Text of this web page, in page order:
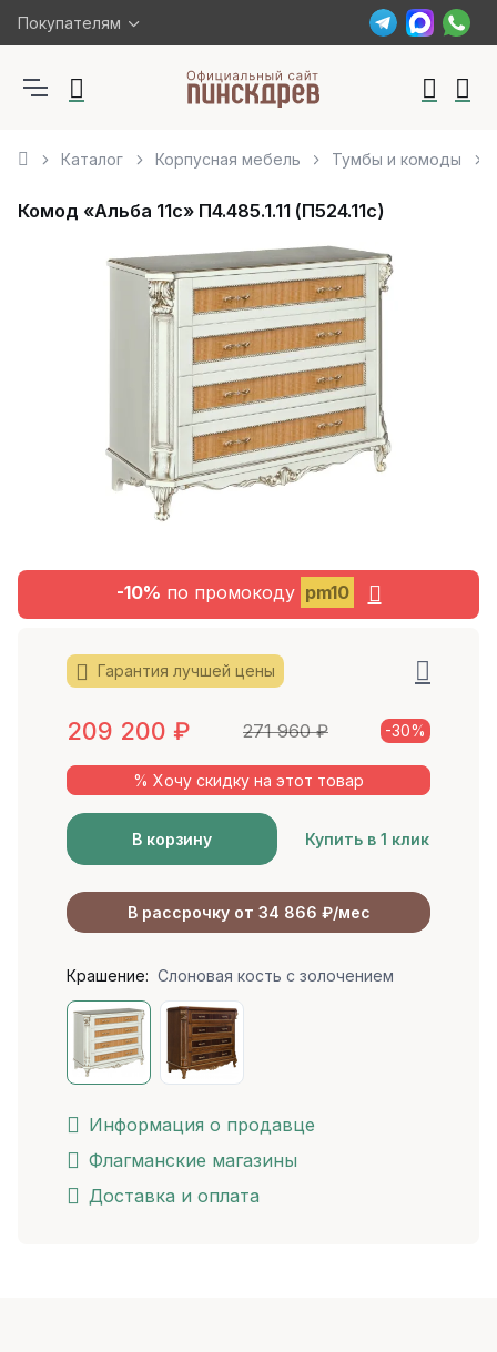
Покупателям
Каталог Корпусная мебель Тумбы и комоды
Комод «Альба 11с» П4.485.1.11 (П524.11с)
-10% по промокоду pm10
Гарантия лучшей цены
209 200 ₽ 271 960₽ -30%
% Хочу скидку на этот товар
В корзину Купить в 1 клик
В рассрочку от 34 866 ₽/мес
Крашение: Слоновая кость с золочением
Информация о продавце
Флагманские магазины
Доставка и оплата